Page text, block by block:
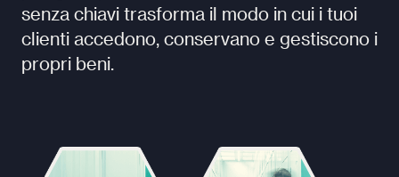
senza chiavi trasforma il modo in cui i tuoi
clienti accedono, conservano e gestiscono i
propri beni.